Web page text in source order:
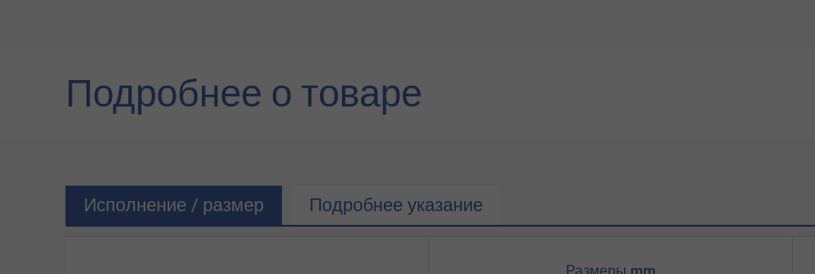
Подробнее о товаре
Исполнение / размер Подробнее указание